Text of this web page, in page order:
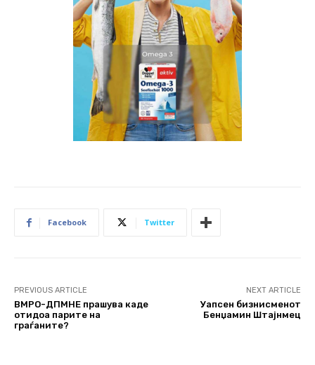
Facebook Twitter
PREVIOUS ARTICLE
ВМРО-ДПМНЕ прашува каде
отидоа парите на
граѓаните?
NEXT ARTICLE
Уапсен бизнисменот
Бенџамин Штајнмец